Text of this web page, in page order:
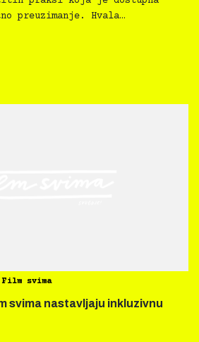
preuzimanje. Hvala…
Film svima
svima nastavljaju inkluzivnu